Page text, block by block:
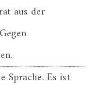
aus der
Sprache. Es ist